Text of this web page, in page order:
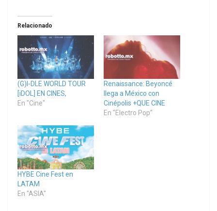
Relacionado
(G)I-DLE WORLD TOUR
[iDOL] EN CINES,
En "Cine"
Renaissance: Beyoncé
llega a México con
Cinépolis +QUE CINE
En "Electro Pop"
HYBE Cine Fest en
LATAM
En "ASIA"